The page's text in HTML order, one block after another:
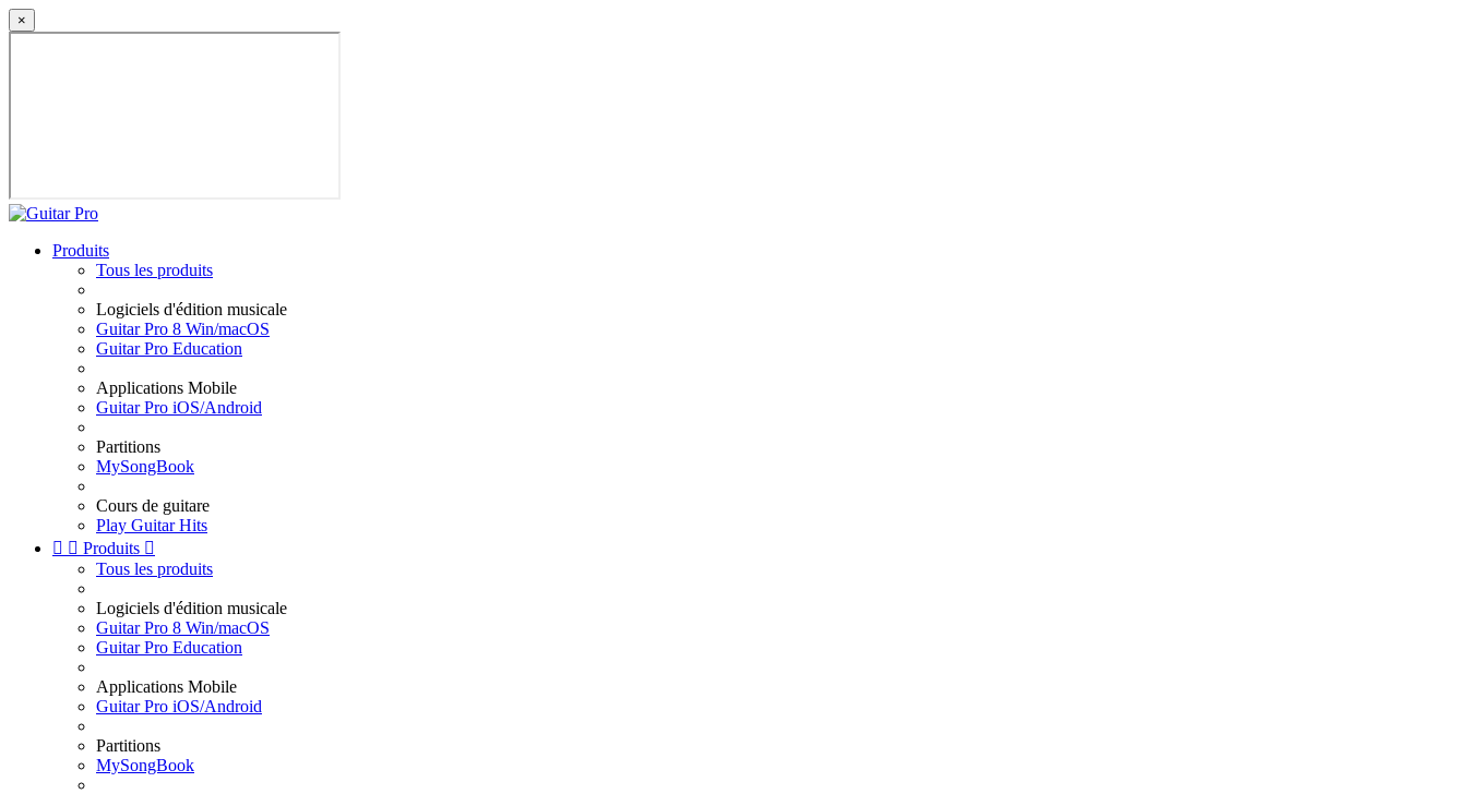
×
Produits
Tous les produits
Logiciels d'édition musicale
Guitar Pro 8 Win/macOS
Guitar Pro Education
Applications Mobile
Guitar Pro iOS/Android
Partitions
MySongBook
Cours de guitare
Play Guitar Hits
  Produits 
Tous les produits
Logiciels d'édition musicale
Guitar Pro 8 Win/macOS
Guitar Pro Education
Applications Mobile
Guitar Pro iOS/Android
Partitions
MySongBook